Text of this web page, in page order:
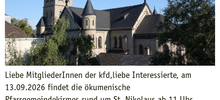
Liebe MitgliederInnen der kfd,liebe Interessierte, am
13.09.2026 findet die ökumenische